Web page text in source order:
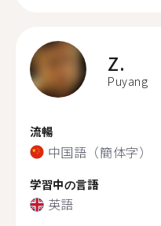
Z.
Puyang
流暢
中国語（簡体字）
学習中の言語
英語